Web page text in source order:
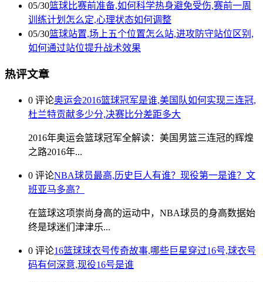
05/30篮球比赛前准备,如何科学热身避免受伤,赛前一周
训练计划怎么定,心理状态如何调整
05/30篮球站置,场上五个位置怎么站,进攻防守站位区别,
如何通过站位提升战术效果
热评文章
0 评论奥运会2016篮球冠军是谁,美国队如何实现三连冠,
杜兰特贡献多少分,决赛比分差距多大
2016年奥运会篮球冠军全解读：美国男篮三连冠的辉煌
之路2016年...
0 评论NBA球员最高,历史巨人有谁？现役第一是谁？文
班亚马多高？
在篮球这项崇尚身高的运动中，NBA球员的身高数据始
终是球迷们津津乐...
0 评论16篮球球衣号传奇故事,哪些巨星穿过16号,球衣号
码有何深意,现役16号是谁